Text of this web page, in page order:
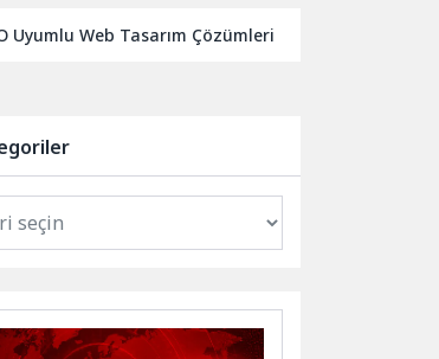
Uyumlu Web Tasarım Çözümleri